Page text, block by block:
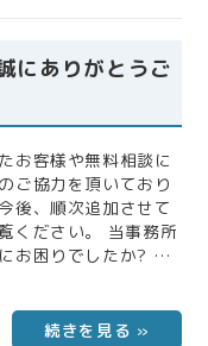
にありがとうご
お客様や無料相談に
ご協力を頂いており
後、順次追加させて
ください。 当事務所
困りでしたか? ま
ご相談いただくこ